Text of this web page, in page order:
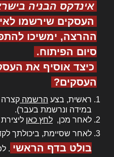
אינדקס הבניה
העסקים שירשמו
ההרצה, ימשיכו
סיום הפיתוח.
כיצד אוסיף את
העסקים?
ראשית, בצע הרשמה קצרה
במידה ונרשמת בעבר).
לאחר מכן, לחץ כאן
לאחר שסיימת, ביכולתך
בולט בדף הראשי .